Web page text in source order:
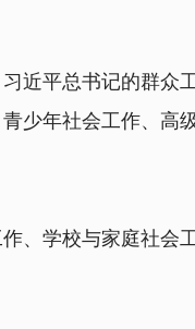
平总书记的群众工
青少年社会工作、高
学校与家庭社会